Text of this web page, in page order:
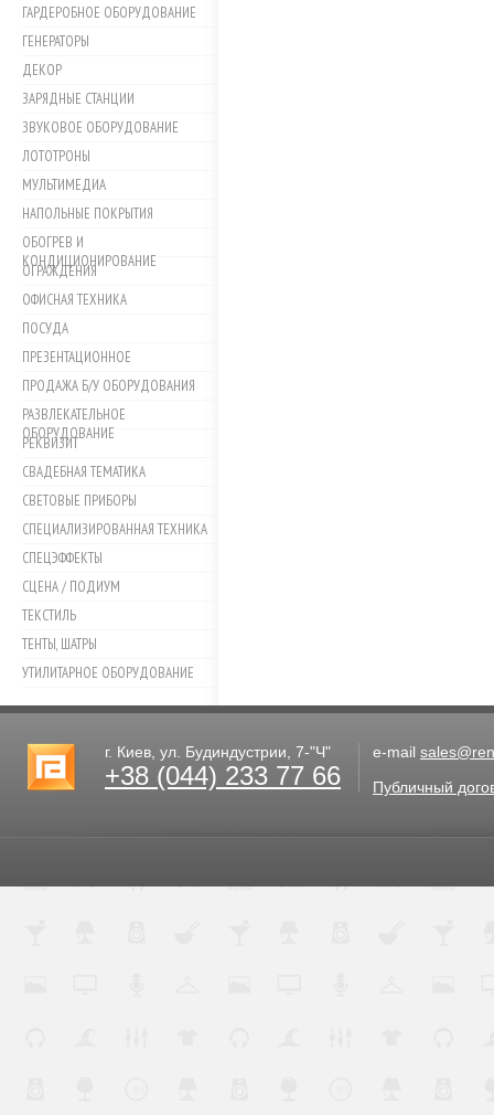
ГАРДЕРОБНОЕ ОБОРУДОВАНИЕ
ГЕНЕРАТОРЫ
ДЕКОР
ЗАРЯДНЫЕ СТАНЦИИ
ЗВУКОВОЕ ОБОРУДОВАНИЕ
ЛОТОТРОНЫ
МУЛЬТИМЕДИА
НАПОЛЬНЫЕ ПОКРЫТИЯ
ОБОГРЕВ И
КОНДИЦИОНИРОВАНИЕ
ОГРАЖДЕНИЯ
ОФИСНАЯ ТЕХНИКА
ПОСУДА
ПРЕЗЕНТАЦИОННОЕ
ПРОДАЖА Б/У ОБОРУДОВАНИЯ
РАЗВЛЕКАТЕЛЬНОЕ
ОБОРУДОВАНИЕ
РЕКВИЗИТ
СВАДЕБНАЯ ТЕМАТИКА
СВЕТОВЫЕ ПРИБОРЫ
СПЕЦИАЛИЗИРОВАННАЯ ТЕХНИКА
СПЕЦЭФФЕКТЫ
СЦЕНА / ПОДИУМ
ТЕКСТИЛЬ
ТЕНТЫ, ШАТРЫ
УТИЛИТАРНОЕ ОБОРУДОВАНИЕ
г. Киев, ул. Будиндустрии, 7-"Ч"
+38 (044) 233 77 66
e-mail
Публичный